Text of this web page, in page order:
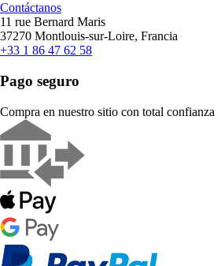
Contáctanos
11 rue Bernard Maris
37270 Montlouis-sur-Loire, Francia
+33 1 86 47 62 58
Pago seguro
Compra en nuestro sitio con total confianza